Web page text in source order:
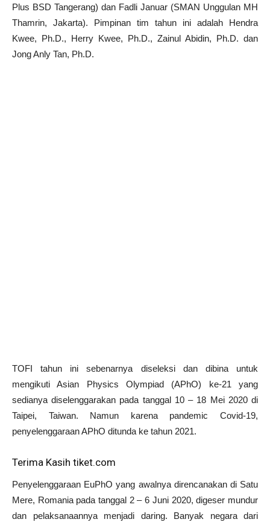
Plus BSD Tangerang) dan Fadli Januar (SMAN Unggulan MH
Thamrin, Jakarta). Pimpinan tim tahun ini adalah Hendra
Kwee, Ph.D., Herry Kwee, Ph.D., Zainul Abidin, Ph.D. dan
Jong Anly Tan, Ph.D.
TOFI tahun ini sebenarnya diseleksi dan dibina untuk
mengikuti Asian Physics Olympiad (APhO) ke-21 yang
sedianya diselenggarakan pada tanggal 10 – 18 Mei 2020 di
Taipei, Taiwan. Namun karena pandemic Covid-19,
penyelenggaraan APhO ditunda ke tahun 2021.
Terima Kasih tiket.com
Penyelenggaraan EuPhO yang awalnya direncanakan di Satu
Mere, Romania pada tanggal 2 – 6 Juni 2020, digeser mundur
dan pelaksanaannya menjadi daring. Banyak negara dari